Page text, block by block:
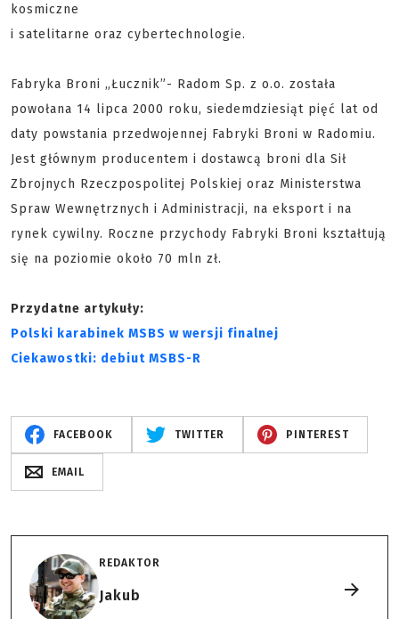
kosmiczne
i satelitarne oraz cybertechnologie.
Fabryka Broni „Łucznik”- Radom Sp. z o.o. została
powołana 14 lipca 2000 roku, siedemdziesiąt pięć lat od
daty powstania przedwojennej Fabryki Broni w Radomiu.
Jest głównym producentem i dostawcą broni dla Sił
Zbrojnych Rzeczpospolitej Polskiej oraz Ministerstwa
Spraw Wewnętrznych i Administracji, na eksport i na
rynek cywilny. Roczne przychody Fabryki Broni kształtują
się na poziomie około 70 mln zł.
Przydatne artykuły:
Polski karabinek MSBS w wersji finalnej
Ciekawostki: debiut MSBS-R
FACEBOOK TWITTER PINTEREST
EMAIL
REDAKTOR
Jakub